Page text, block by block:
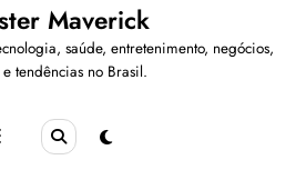
Maverick
saúde, entretenimento, negócios,
tendências no Brasil.